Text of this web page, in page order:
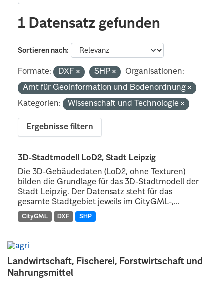
Landwirtschaft, Fischerei, Forstwirtschaft und
Nahrungsmittel
1 Datensatz gefunden
Sortieren nach
Formate: DXF SHP
Organisationen:
Amt für Geoinformation und Bodenordnung
Kategorien:
Wissenschaft und Technologie
Ergebnisse filtern
3D-Stadtmodell LoD2, Stadt Leipzig
Die 3D-Gebäudedaten (LoD2, ohne Texturen)
bilden die Grundlage für das 3D-Stadtmodell der
Stadt Leipzig. Der Datensatz steht für das
gesamte Stadtgebiet jeweils im CityGML-,...
CityGML DXF SHP